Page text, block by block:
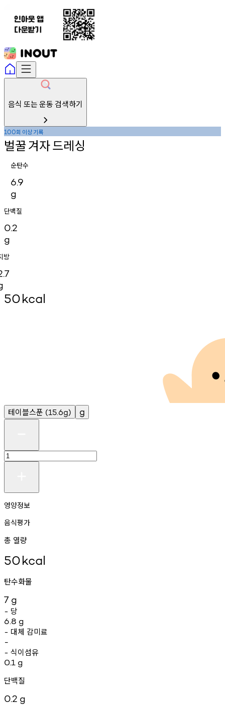
음식 또는 운동 검색하기
100회 이상기록
벌꿀겨자드레싱
순탄수
6.9
g
단백질
0.2
g
방
50kcal
테이블스푼 (15.6g) g
영양정보
음식평가
총 열량
50kcal
탄수화물
7 g
- 당
6.8 g
- 대체 감미료
-
- 식이섬유
0.1 g
단백질
0.2 g